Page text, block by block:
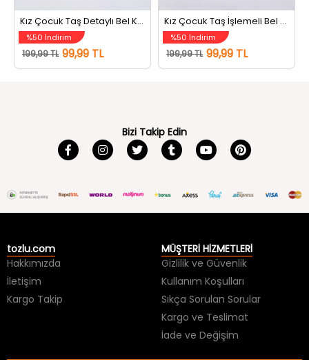
Kız Çocuk Taş Detaylı Bel Kuşaklı Triko Hırka Gri
%50 İndirim
199,99 TL 99,99 TL
Kız Çocuk Taş İşlemeli Bel Kuşaklı Fermuarlı Triko Hırka Lacivert
%50 İndirim
199,99 TL 99,99 TL
Bizi Takip Edin
tozlu.com
Hakkımızda
İletişim
Kargo Takip
MÜŞTERİ HİZMETLERİ
Gizlilik ve Güvenlik
Kullanım Koşulları
Sıkça Sorulan Sorular
Kargo ve Teslimat
İade ve Değişim